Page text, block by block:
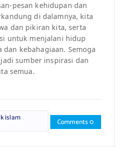
pesan kehidupan dan
di dalamnya, kita
dan pikiran kita, serta
untuk menjalani hidup
kebahagiaan. Semoga
sumber inspirasi dan
semua.
islam Comments 0